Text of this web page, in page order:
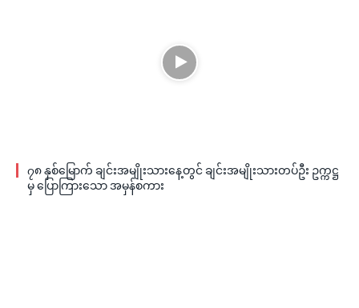
၇၈ နှစ်မြောက် ချင်းအမျိုးသားနေ့တွင် ချင်းအမျိုးသားတပ်ဦး ဥက္ကဋ္ဌ
မှ ပြောကြားသော အမှန်စကား